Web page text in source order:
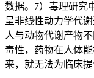
数据。7）毒理研究
呈非线性动力学代
人与动物代谢产物
毒性，药物在人体
来，就无法为临床提